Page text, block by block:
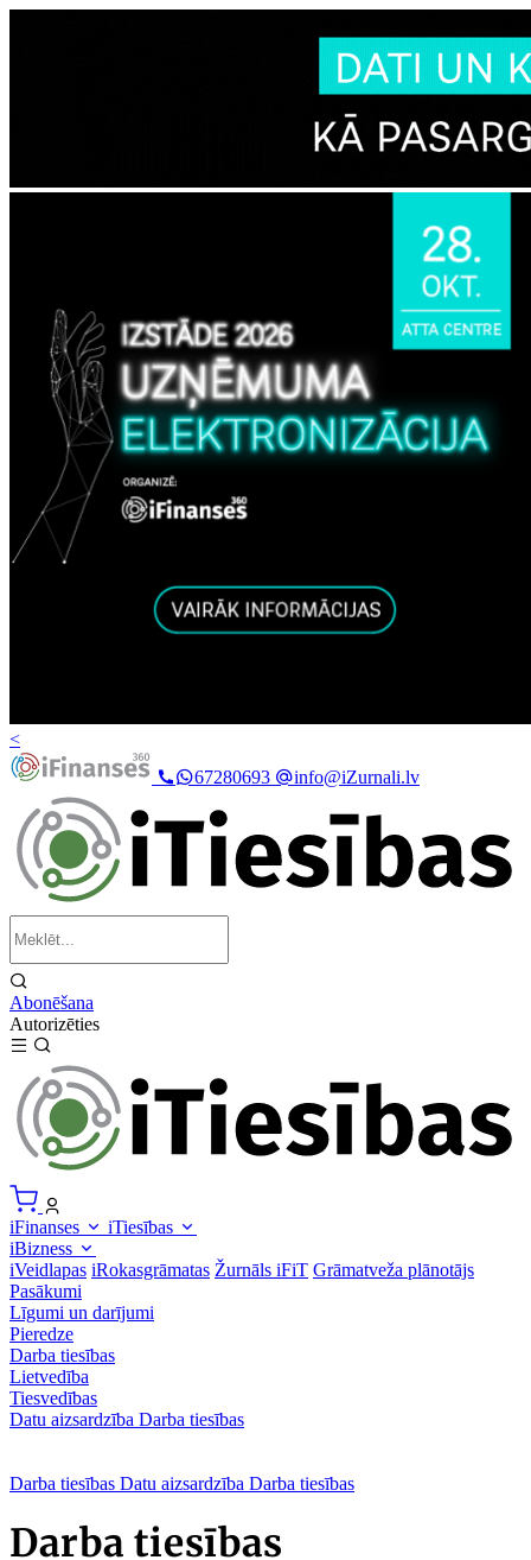
<
67280693
info@iZurnali.lv
Abonēšana
Autorizēties
iFinanses
iTiesības
iBizness
iVeidlapas iRokasgrāmatas Žurnāls iFiT Grāmatveža plānotājs
Pasākumi
Līgumi un darījumi
Pieredze
Darba tiesības
Lietvedība
Tiesvedības
Datu aizsardzība Darba tiesības
Darba tiesības Datu aizsardzība Darba tiesības
Darba tiesības